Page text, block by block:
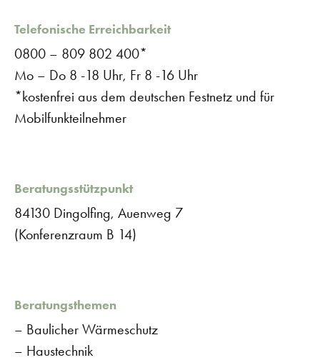
Telefonische Erreichbarkeit
0800 – 809 802 400*
Mo – Do 8 -18 Uhr, Fr 8 -16 Uhr
*kostenfrei aus dem deutschen Festnetz und für
Mobilfunkteilnehmer
Beratungsstützpunkt
84130 Dingolfing, Auenweg 7
(Konferenzraum B 14)
Beratungsthemen
– Baulicher Wärmeschutz
– Haustechnik